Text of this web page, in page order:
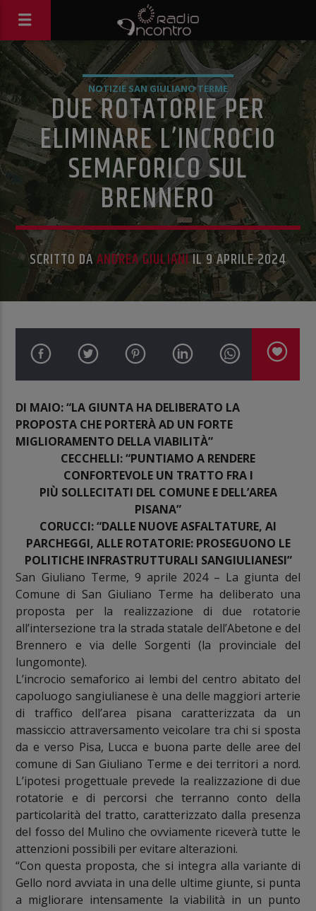
NOTIZIE SAN GIULIANO TERME
DUE ROTATORIE PER
ELIMINARE L’INCROCIO
SEMAFORICO SUL
BRENNERO
SCRITTO DAANDREA GIULIANIIL 9 APRILE 2024
DI MAIO: “LA GIUNTA HA DELIBERATO LA
PROPOSTA CHE PORTERÀAD UN FORTE
MIGLIORAMENTO DELLA VIABILITÀ”
CECCHELLI: “PUNTIAMO A RENDERE
CONFORTEVOLE UN TRATTO FRA I
PIÙ SOLLECITATI DEL COMUNE E DELL’AREA
PISANA”
CORUCCI: “DALLE NUOVE ASFALTATURE, AI
PARCHEGGI, ALLE ROTATORIE: PROSEGUONO LE
POLITICHE INFRASTRUTTURALI SANGIULIANESI”
San Giuliano Terme, 9 aprile 2024 – La giunta del
Comune di San Giuliano Terme ha deliberato una
proposta per la realizzazione di due rotatorie
all’intersezione tra la strada statale dell’Abetone e del
Brennero e via delle Sorgenti (la provinciale del
lungomonte).
L’incrocio semaforico ai lembi del centro abitato del
capoluogo sangiulianese è una delle maggiori arterie
di traffico dell’area pisana caratterizzata da un
massiccio attraversamento veicolare tra chi si sposta
da e verso Pisa, Lucca e buona parte delle aree del
comune di San Giuliano Terme e dei territori a nord.
L’ipotesi progettuale prevede la realizzazione di due
rotatorie e di percorsi che terranno conto della
particolarità del tratto, caratterizzato dalla presenza
del fosso del Mulino che ovviamente riceverà tutte le
attenzioni possibili per evitare alterazioni.
“Con questa proposta, che si integra alla variante di
Gello nord avviata in una delle ultime giunte, si punta
a migliorare intensamente la viabilità in un punto